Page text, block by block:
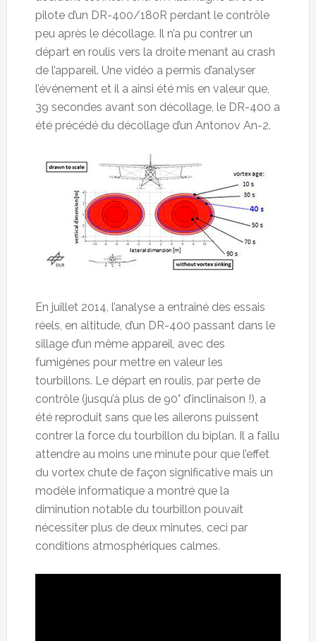
pilote d’un DR-400/180R perdant le contrôle
peu après le décollage. Il n’a pu contrer un
départ en roulis vers la droite menant au crash
de l’appareil. Une vidéo a permis d’analyser
l’événement et il a ainsi été mis en valeur que,
39 secondes avant son décollage, le DR-400 a
été précédé du décollage d’un Antonov An-2.
En juillet 2014, l’analyse a entraîné des essais
réels, en altitude, d’un DR-400 passant dans le
sillage d’un même appareil, avec des
fumigènes pour mettre en valeur les
tourbillons. Le départ en roulis, par perte de
contrôle (jusqu’à plus de 90° d’inclinaison !), a
été reproduit sans que les ailerons puissent
contrer la force du tourbillon du biplan. Il a fallu
attendre au moins une minute pour que l’effet
du vortex chute de façon significative mais un
modèle informatique a montré que la
diminution notable du tourbillon pouvait
nécessiter plus de deux minutes, ceci par
conditions atmosphériques calmes.